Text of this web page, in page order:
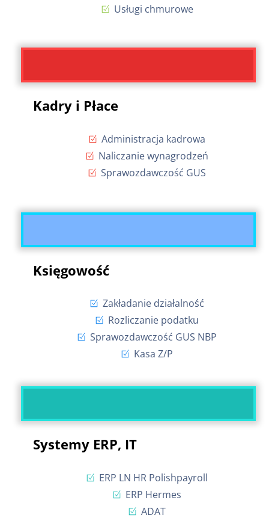
Usługi chmurowe
Kadry i Płace
Administracja kadrowa
Naliczanie wynagrodzeń
Sprawozdawczość GUS
Księgowość
Zakładanie działalność
Rozliczanie podatku
Sprawozdawczość GUS NBP
Kasa Z/P
Systemy ERP, IT
ERP LN HR Polishpayroll
ERP Hermes
ADAT